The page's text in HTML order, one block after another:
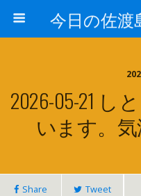
2026-05-21 し
います。
Share Tweet